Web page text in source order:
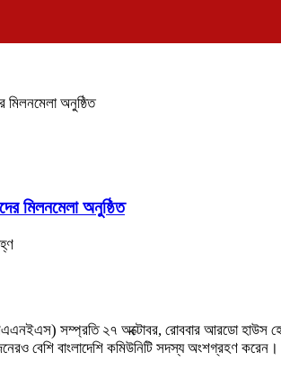
অনুষ্ঠিত
মিলনমেলা অনুষ্ঠিত
সম্প্রতি ২৭ অক্টোবর, রোববার আরডো
বেশি বাংলাদেশি কমিউনিটি সদস্য অংশগ্রহণ করেন।